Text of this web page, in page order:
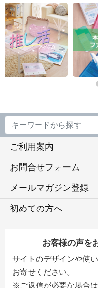
ご利用案内
お問合せフォーム
メールマガジン登録
初めての方へ
お客様の声を
サイトのデザインや使
お寄せください。
※ご返信が必要な場合は